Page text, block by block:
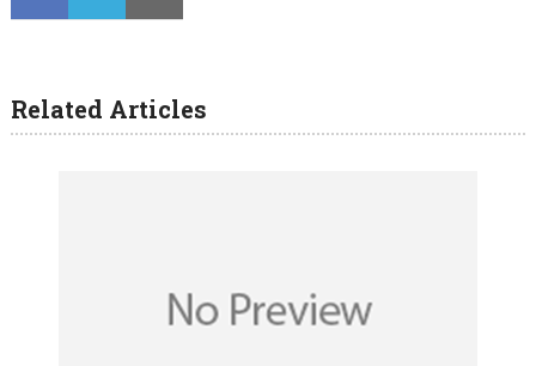
Related Articles